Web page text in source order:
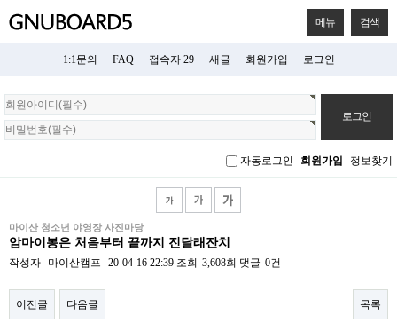
메뉴 검색
1:1문의 FAQ 접속자 29 새글 회원가입 로그인
회
원
로
자동로그인 회원가입 정보찾기
마이산 청소년 야영장 사진마당
암마이봉은 처음부터 끝까지 진달래잔치
작성자 마이산캠프 20-04-16 22:39 조회 3,608회 댓글 0건
이전글 다음글 목록